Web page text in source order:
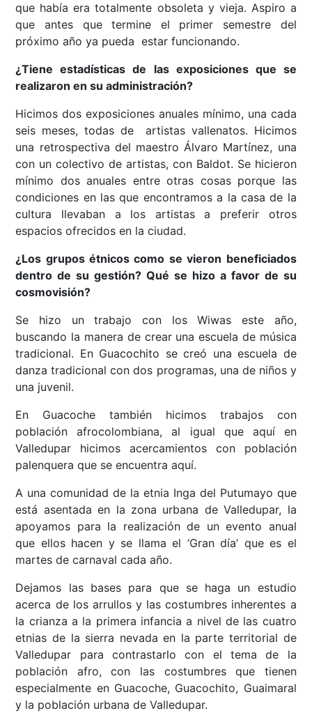
que había era totalmente obsoleta y vieja. Aspiro a
que antes que termine el primer semestre del
próximo año ya pueda estar funcionando.
¿Tiene estadísticas de las exposiciones que se
realizaron en su administración?
Hicimos dos exposiciones anuales mínimo, una cada
seis meses, todas de artistas vallenatos. Hicimos
una retrospectiva del maestro Álvaro Martínez, una
con un colectivo de artistas, con Baldot. Se hicieron
mínimo dos anuales entre otras cosas porque las
condiciones en las que encontramos a la casa de la
cultura llevaban a los artistas a preferir otros
espacios ofrecidos en la ciudad.
¿Los grupos étnicos como se vieron beneficiados
dentro de su gestión? Qué se hizo a favor de su
cosmovisión?
Se hizo un trabajo con los Wiwas este año,
buscando la manera de crear una escuela de música
tradicional. En Guacochito se creó una escuela de
danza tradicional con dos programas, una de niños y
una juvenil.
En Guacoche también hicimos trabajos con
población afrocolombiana, al igual que aquí en
Valledupar hicimos acercamientos con población
palenquera que se encuentra aquí.
A una comunidad de la etnia Inga del Putumayo que
está asentada en la zona urbana de Valledupar, la
apoyamos para la realización de un evento anual
que ellos hacen y se llama el ‘Gran día’ que es el
martes de carnaval cada año.
Dejamos las bases para que se haga un estudio
acerca de los arrullos y las costumbres inherentes a
la crianza a la primera infancia a nivel de las cuatro
etnias de la sierra nevada en la parte territorial de
Valledupar para contrastarlo con el tema de la
población afro, con las costumbres que tienen
especialmente en Guacoche, Guacochito, Guaimaral
y la población urbana de Valledupar.